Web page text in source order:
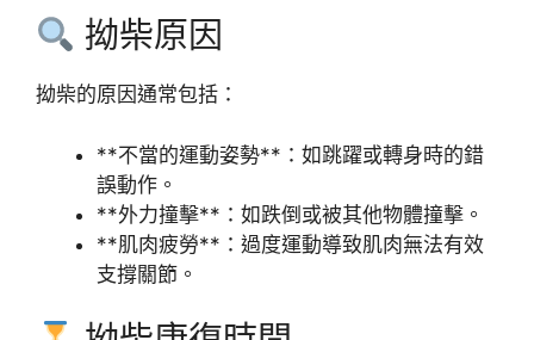
拗柴原因
拗柴的原因通常包括：
**不當的運動姿勢**：如跳躍或轉身時的錯
誤動作。
**外力撞擊**：如跌倒或被其他物體撞擊。
**肌肉疲勞**：過度運動導致肌肉無法有效
支撐關節。